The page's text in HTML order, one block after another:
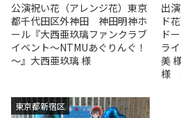
公演祝い花（アレンジ花）東京
都千代田区外神田 神田明神ホ
ール『大西亜玖璃ファンクラブ
イベント～NTMUあぐりんぐ！
～』大西亜玖璃 様
出
ド
ド
ラ
美
様
東京都新宿区